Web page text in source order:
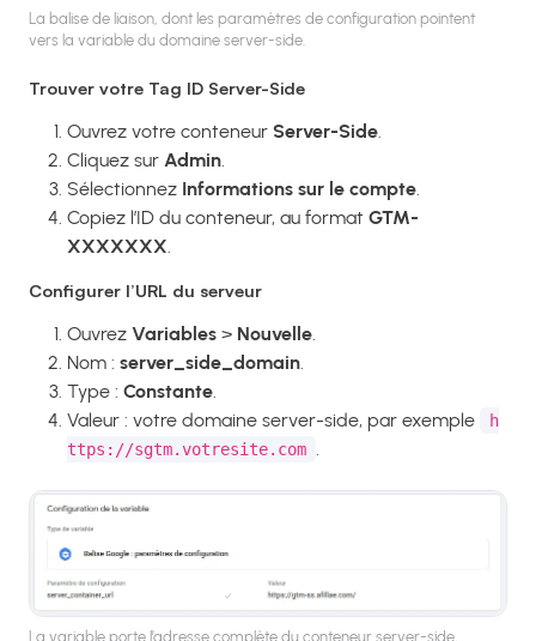
La balise de liaison, dont les paramètres de configuration pointent
vers la variable du domaine server-side.
Trouver votre Tag ID Server-Side
Ouvrez votre conteneur Server-Side.
Cliquez sur Admin.
Sélectionnez Informations sur le compte.
Copiez l’ID du conteneur, au format GTM-
XXXXXXX.
Configurer l’URL du serveur
Ouvrez Variables > Nouvelle.
Nom : server_side_domain.
Type : Constante.
Valeur : votre domaine server-side, par exemple
h
ttps://sgtm.votresite.com .
La variable porte l’adresse complète du conteneur server-side,